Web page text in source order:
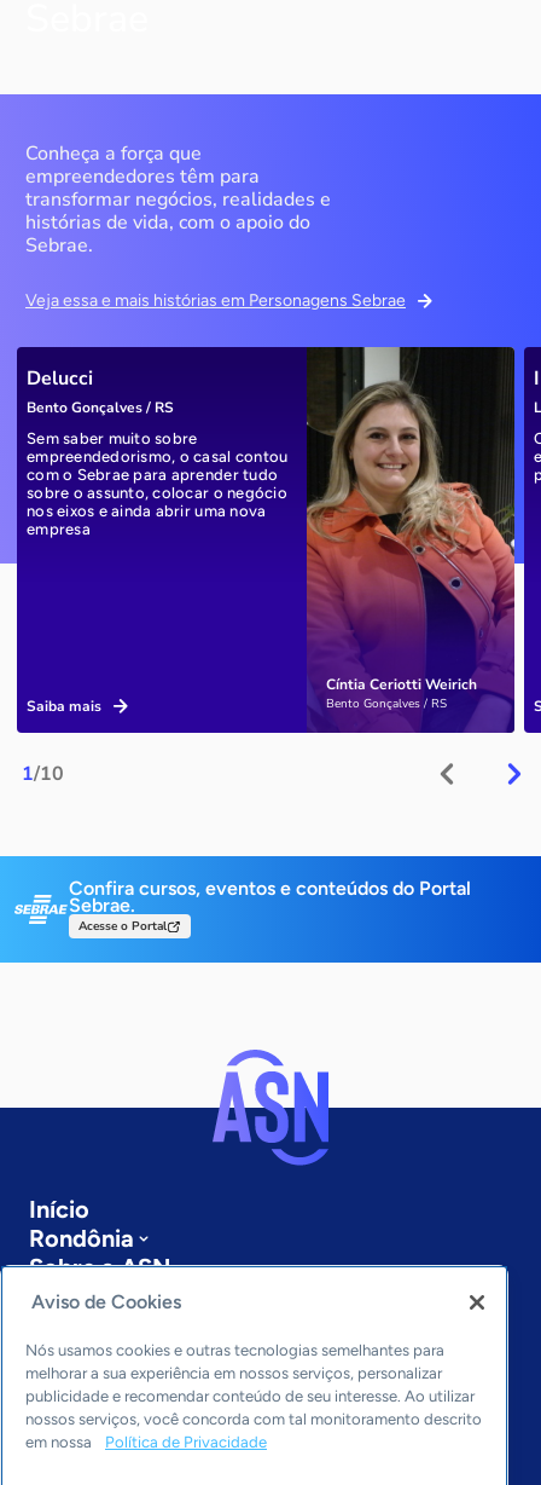
Conheça a força que
empreendedores têm para
transformar negócios, realidades e
histórias de vida, com o apoio do
Sebrae.
Veja essa e mais histórias em Personagens Sebrae
1/10
Cíntia Ceriotti Weirich
Bento Gonçalves / RS
Delucci
Bento Gonçalves / RS
Sem saber muito sobre
empreendedorismo, o casal contou
com o Sebrae para aprender tudo
sobre o assunto, colocar o negócio
nos eixos e ainda abrir uma nova
empresa
Saiba mais
Confira cursos, eventos e conteúdos do Portal
Sebrae.
Acesse o Portal
Início
Rondônia
Sobre a ASN
Últimas notícias
Editorias
Economia & Política
Inovação & Tecnologia
Aviso de Cookies
Nós usamos cookies e outras tecnologias semelhantes para
melhorar a sua experiência em nossos serviços, personalizar
publicidade e recomendar conteúdo de seu interesse. Ao utilizar
nossos serviços, você concorda com tal monitoramento descrito
em nossa
Política de Privacidade